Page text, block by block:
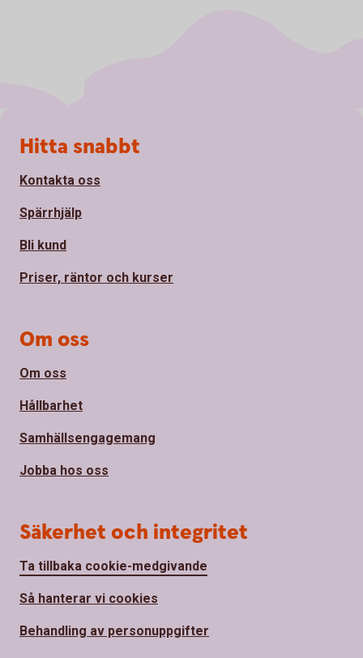
Sidfot
Hitta snabbt
Kontakta oss
Spärrhjälp
Bli kund
Priser, räntor och kurser
Om oss
Om oss
Hållbarhet
Samhällsengagemang
Jobba hos oss
Säkerhet och integritet
Ta tillbaka cookie-medgivande
Så hanterar vi cookies
Behandling av personuppgifter